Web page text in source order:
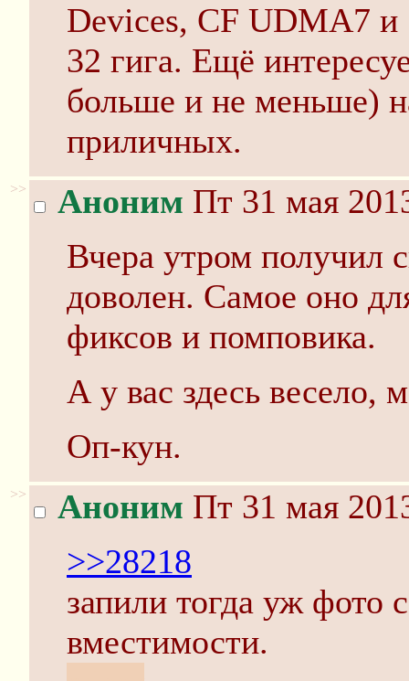
Devices, CF UDMA7
32 гига. Ещё
больше и не меньше)
приличных.
>> Аноним Пт 31 мая
Вчера утром получил
доволен. Самое оно
фиксов и помповика.
А у вас здесь весело,
Оп-кун.
>> Аноним Пт 31 мая
>>28218
запили тогда уж фото
вместимости.